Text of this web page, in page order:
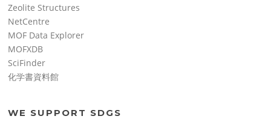
Zeolite Structures
NetCentre
MOF Data Explorer
MOFXDB
SciFinder
化学書資料館
WE SUPPORT SDGS